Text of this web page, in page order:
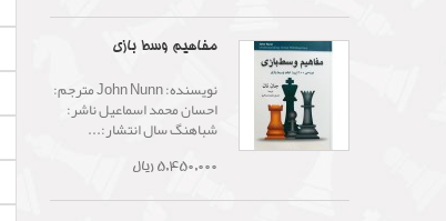
مفاهیم وسط بازی
نويسنده: John Nunn مترجم:
احسان محمد اسماعیل ناشر:
شباهنگ سال انتشار:...
5,450,000 ریال